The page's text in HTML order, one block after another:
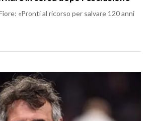
«Pronti al ricorso per salvare 120 anni